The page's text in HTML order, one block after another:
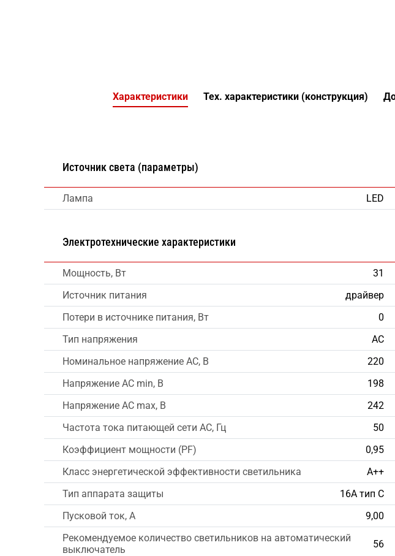
Характеристики Тех. характеристики (конструкция)
Источник света (параметры)
Лампа LED
Электротехнические характеристики
Мощность, Вт
31
Источник питания
драйвер
Потери в источнике питания, Вт
0
Тип напряжения
AC
Номинальное напряжение AC, В
220
Напряжение AC min, В
198
Напряжение AC max, В
242
Частота тока питающей сети AC, Гц
50
Коэффициент мощности (PF)
0,95
Класс энергетической эффективности светильника
А++
Тип аппарата защиты
16А тип С
Пусковой ток, А
9,00
Рекомендуемое количество светильников на автоматический
выключатель
56